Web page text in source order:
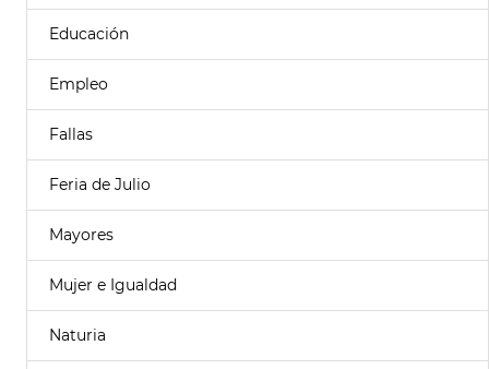
Educación
Empleo
Fallas
Feria de Julio
Mayores
Mujer e Igualdad
Naturia